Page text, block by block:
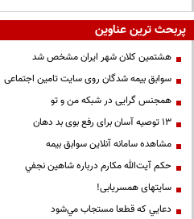
پربحث ترین عناوین
هشتمین کلان شهر ایران مشخص شد
سوابق بیمه شدگان روی سایت تامین اجتماعی
همجنس گرایی در شبکه من و تو
13 توصیه آسان برای رفع بوی بد دهان
مشاهده سامانه آنلاين سوابق بیمه
حكم آيت‌الله مكارم درباره شاهين نجفي
سایتهای همسریابی!
دعايي كه قطعا مستجاب مي‌شود